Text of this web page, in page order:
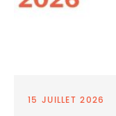
15 JUILLET 2026